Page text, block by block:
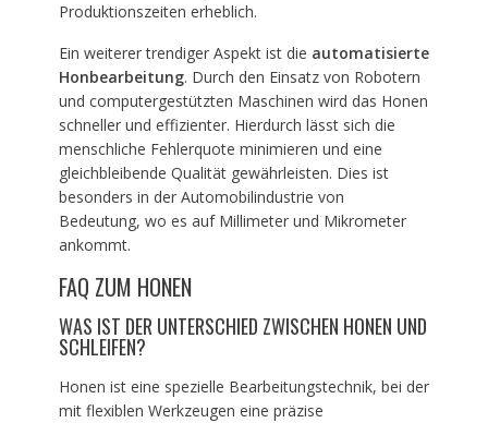
Produktionszeiten erheblich.
Ein weiterer trendiger Aspekt ist die automatisierte
Honbearbeitung. Durch den Einsatz von Robotern
und computergestützten Maschinen wird das Honen
schneller und effizienter. Hierdurch lässt sich die
menschliche Fehlerquote minimieren und eine
gleichbleibende Qualität gewährleisten. Dies ist
besonders in der Automobilindustrie von
Bedeutung, wo es auf Millimeter und Mikrometer
ankommt.
FAQ ZUM HONEN
WAS IST DER UNTERSCHIED ZWISCHEN HONEN UND
SCHLEIFEN?
Honen ist eine spezielle Bearbeitungstechnik, bei der
mit flexiblen Werkzeugen eine präzise